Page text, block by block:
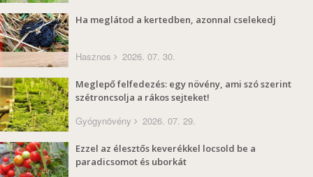
Ha meglátod a kertedben, azonnal cselekedj
Hasznos 2026. 07. 30.
Meglepő felfedezés: egy növény, ami szó szerint
szétroncsolja a rákos sejteket!
Gyógynövény 2026. 07. 29.
Ezzel az élesztős keverékkel locsold be a
paradicsomot és uborkát